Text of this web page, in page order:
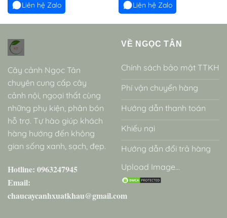
Liên hệ Zalo Liên hệ Zalo
Cây cảnh Ngọc Tân
chuyên cung cấp cây
cảnh nội, ngoại thất cùng
những phụ kiện, phân bón
hỗ trợ. Tự hào giúp khách
hàng hướng đến không
gian sống xanh, sạch, đẹp.
Hotline: 0963247945
Email:
chaucaycanhxuatkhau@gmail.com
VỀ NGỌC TÂN
Chính sách bảo mật TTKH
Phí vận chuyển hàng
Hướng dẫn thanh toán
Khiếu nại
Hướng dẫn đổi trả hàng
Upload Image...